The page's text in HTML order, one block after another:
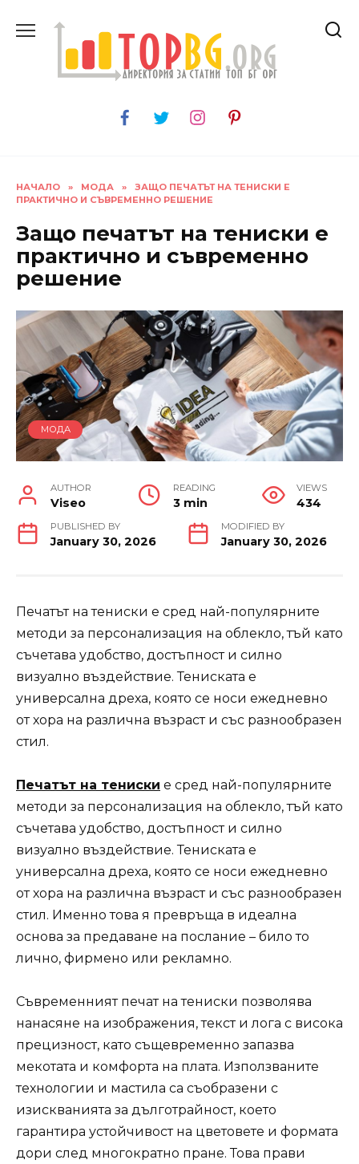
НАЧАЛО » МОДА »
ЗАЩО ПЕЧАТЪТ НА ТЕНИСКИ Е
ПРАКТИЧНО И СЪВРЕМЕННО РЕШЕНИЕ
Защо печатът на тениски е
практично и съвременно
решение
МОДА
AUTHOR
Viseo
READING
3 min
VIEWS
434
PUBLISHED BY
January 30, 2026
MODIFIED BY
January 30, 2026
Печатът на тениски е сред най-популярните
методи за персонализация на облекло, тъй като
съчетава удобство, достъпност и силно
визуално въздействие. Тениската е
универсална дреха, която се носи ежедневно
от хора на различна възраст и със разнообразен
стил.
Печатът на тениски е сред най-популярните
методи за персонализация на облекло, тъй като
съчетава удобство, достъпност и силно
визуално въздействие. Тениската е
универсална дреха, която се носи ежедневно
от хора на различна възраст и със разнообразен
стил. Именно това я превръща в идеална
основа за предаване на послание – било то
лично, фирмено или рекламно.
Съвременният печат на тениски позволява
нанасяне на изображения, текст и лога с висока
прецизност, като същевременно запазва
мекотата и комфорта на плата. Използваните
технологии и мастила са съобразени с
изискванията за дълготрайност, което
гарантира устойчивост на цветовете и формата
дори след многократно пране. Това прави